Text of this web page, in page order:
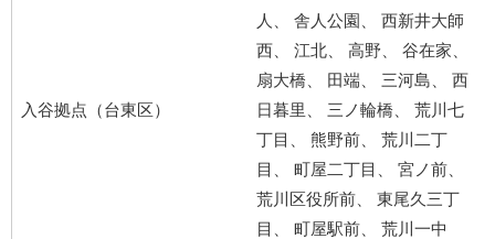
入谷拠点（台東区）
人、 舎人公園、 西新井大師
西、 江北、 高野、 谷在家、
扇大橋、 田端、 三河島、 西
日暮里、 三ノ輪橋、 荒川七
丁目、 熊野前、 荒川二丁
目、 町屋二丁目、 宮ノ前、
荒川区役所前、 東尾久三丁
目、 町屋駅前、 荒川一中